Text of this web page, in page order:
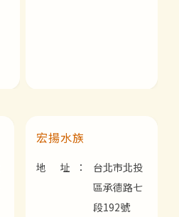
宏揚水族
地 址：
台北市北投
區承德路七
段192號